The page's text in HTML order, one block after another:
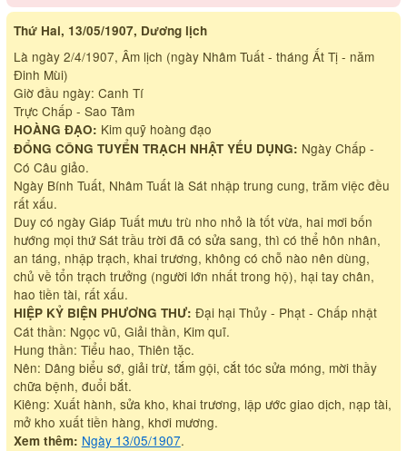
Thứ Hai, 13/05/1907, Dương lịch
Là ngày 2/4/1907, Âm lịch (ngày Nhâm Tuất - tháng Ất Tị - năm
Đinh Mùi)
Giờ đầu ngày: Canh Tí
Trực Chấp - Sao Tâm
HOÀNG ĐẠO: Kim quỹ hoàng đạo
ĐỔNG CÔNG TUYỂN TRẠCH NHẬT YẾU DỤNG: Ngày Chấp -
Có Câu giảo.
Ngày Bính Tuất, Nhâm Tuất là Sát nhập trung cung, trăm việc đều
rất xấu.
Duy có ngày Giáp Tuất mưu trù nho nhỏ là tốt vừa, hai m­ơi bốn
hướng mọi thứ Sát trầu trời đã có sửa sang, thì có thể hôn nhân,
an táng, nhập trạch, khai trương, không có chỗ nào nên dùng,
chủ về tổn trạch trưởng (người lớn nhất trong hộ), hại tay chân,
hao tiền tài, rất xấu.
HIỆP KỶ BIỆN PHƯƠNG THƯ: Đại hại Thủy - Phạt - Chấp nhật
Cát thần: Ngọc vũ, Giải thần, Kim quĩ.
Hung thần: Tiểu hao, Thiên tặc.
Nên: Dâng biểu sớ, giải trừ, tắm gội, cắt tóc sửa móng, mời thầy
chữa bệnh, đuổi bắt.
Kiêng: Xuất hành, sửa kho, khai trương, lập ước giao dịch, nạp tài,
mở kho xuất tiền hàng, khơi mương.
Xem thêm: Ngày 13/05/1907.